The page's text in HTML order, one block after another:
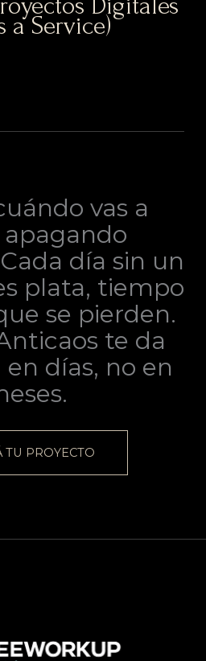
Digitales
a Service)
vas a
día sin un
plata, tiempo
se pierden.
te da
días, no en
TU PROYECTO